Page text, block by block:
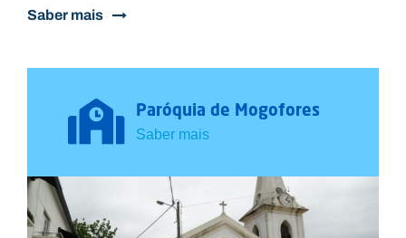
Saber mais
Paróquia de Mogofores
Saber mais